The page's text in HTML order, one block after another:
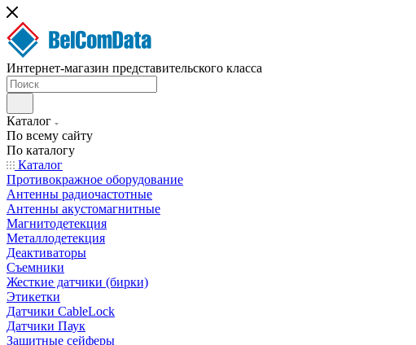
Интернет-магазин представительского класса
Каталог
По всему сайту
По каталогу
Каталог
Противокражное оборудование
Антенны радиочастотные
Антенны акустомагнитные
Магнитодетекция
Металлодетекция
Деактиваторы
Съемники
Жесткие датчики (бирки)
Этикетки
Датчики CableLock
Датчики Паук
Защитные сейферы